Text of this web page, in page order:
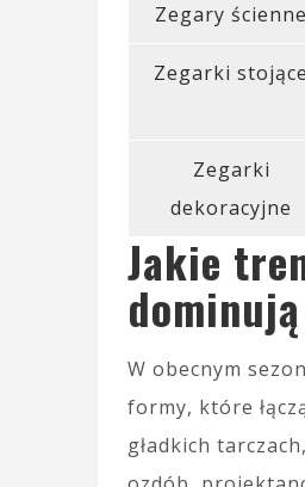
Zegary ścienne
Zegarki stojące
Zegarki
dekoracyjne
Jakie
W obecnym
formy, które
gładkich